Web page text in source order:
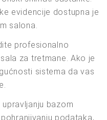
evidencije dostupna je
salona.
profesionalno
za tretmane. Ako je
sistema da vas
bazom
podataka,